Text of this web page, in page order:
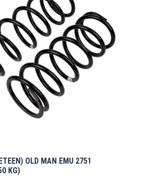
OLD MAN EMU 2751
KG)